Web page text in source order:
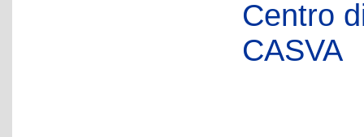
Centro
CASVA